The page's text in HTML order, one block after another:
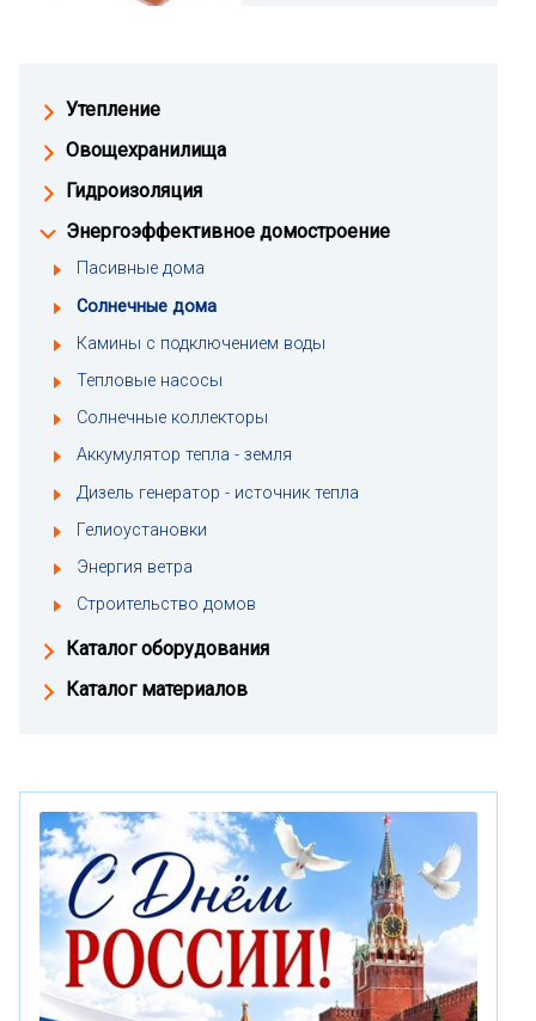
Утепление
Овощехранилища
Гидроизоляция
Энергоэффективное домостроение
Пасивные дома
Солнечные дома
Камины с подключением воды
Тепловые насосы
Солнечные коллекторы
Аккумулятор тепла - земля
Дизель генератор - источник тепла
Гелиоустановки
Энергия ветра
Строительство домов
Каталог оборудования
Каталог материалов